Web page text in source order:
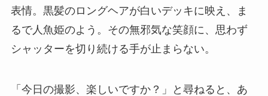
表情。黒髪のロングヘアが白いデッキに映え、ま
るで人魚姫のよう。その無邪気な笑顔に、思わず
シャッターを切り続ける手が止まらない。
「今日の撮影、楽しいですか？」と尋ねると、あ